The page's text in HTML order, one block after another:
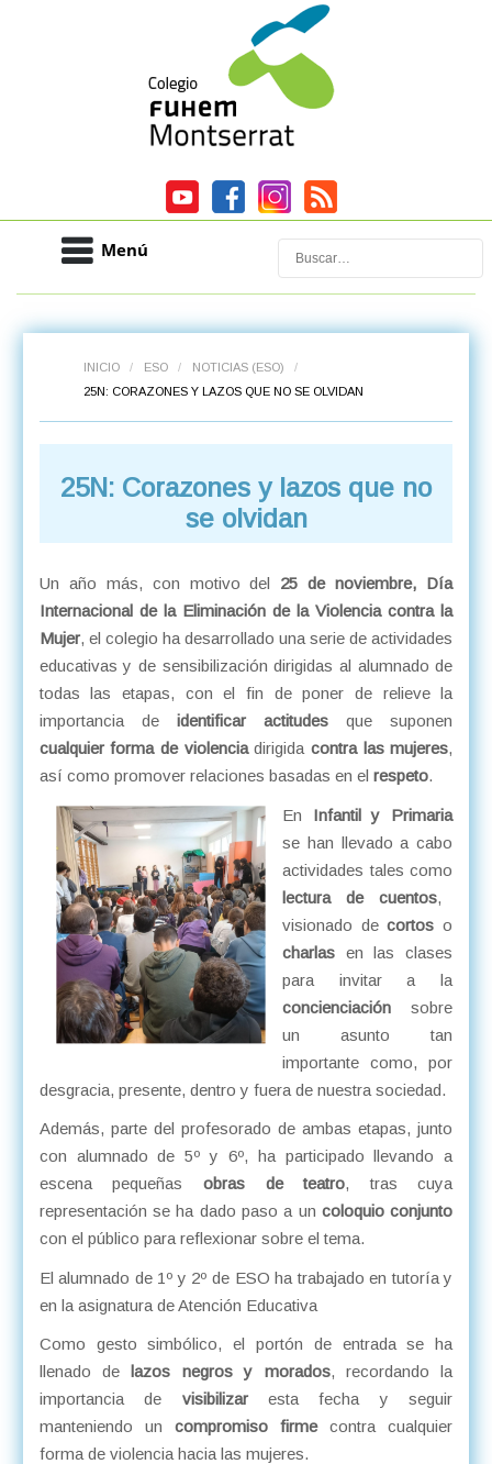
Menú Buscar
INICIO / ESO / NOTICIAS (ESO)
/
25N: CORAZONES Y LAZOS QUE NO SE OLVIDAN
25N: Corazones y lazos que no
se olvidan
Un año más, con motivo del 25 de noviembre, Día
Internacional de la Eliminación de la Violencia contra la
Mujer, el colegio ha desarrollado una serie de actividades
educativas y de sensibilización dirigidas al alumnado de
todas las etapas, con el fin de poner de relieve la
importancia de identificar actitudes que suponen
cualquier forma de violenciadirigida contra las mujeres,
así como promover relaciones basadas en el respeto.
En Infantil y Primaria
se han llevado a cabo
actividades tales como
lectura de cuentos,
visionado decortos o
charlasen las clases
para invitar a la
concienciaciónsobre
un asunto tan
importante como, por
desgracia, presente, dentro y fuera de nuestra sociedad.
Además, parte del profesorado de ambas etapas, junto
con alumnado de 5º y 6º, ha participado llevando a
escena pequeñas obras de teatro, tras cuya
representación se ha dado paso a un coloquio conjunto
con el público para reflexionar sobre el tema.
El alumnado de 1º y 2º de ESO ha trabajado en tutoría y
en la asignatura de Atención Educativa
Como gesto simbólico, el portón de entrada se ha
llenado de lazos negros y morados, recordando la
importancia de visibilizaresta fecha y seguir
manteniendo un compromiso firmecontra cualquier
forma de violencia hacia las mujeres.